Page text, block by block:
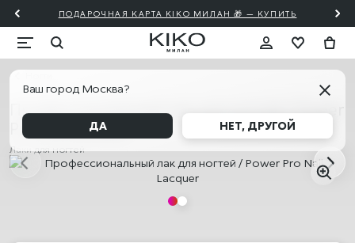
ПОДАРОЧНАЯ КАРТА KIKO МИЛАН 🎁 — КУПИТЬ
Ваш город Москва?
ДА НЕТ, ДРУГОЙ
Профессиональный лак для ногтей / Power
Pro Nail Lacquer
Лаки для ногтей